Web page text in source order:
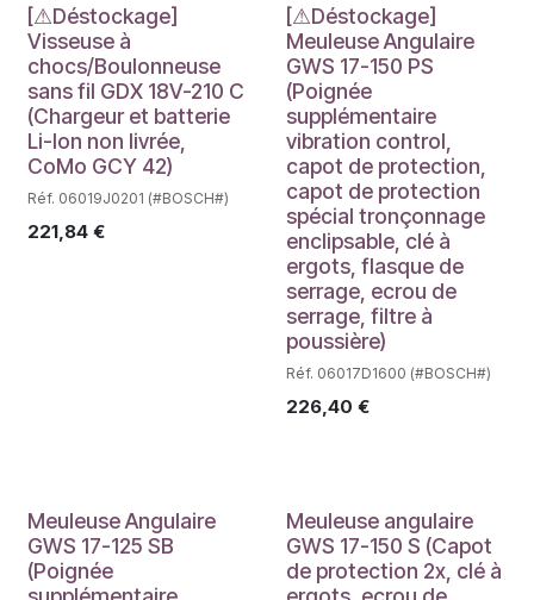
Déstockage
[⚠Déstockage]
Visseuse à
chocs/Boulonneuse
sans fil GDX 18V-210 C
(Chargeur et batterie
Li-Ion non livrée,
CoMo GCY 42)
Réf. 06019J0201 (#BOSCH#)
221,84 €
Déstockage
[⚠Déstockage]
Meuleuse Angulaire
GWS 17-150 PS
(Poignée
supplémentaire
vibration control,
capot de protection,
capot de protection
spécial tronçonnage
enclipsable, clé à
ergots, flasque de
serrage, ecrou de
serrage, filtre à
poussière)
Réf. 06017D1600 (#BOSCH#)
226,40 €
Meuleuse Angulaire
GWS 17-125 SB
(Poignée
Meuleuse angulaire
GWS 17-150 S (Capot
de protection 2x, clé à